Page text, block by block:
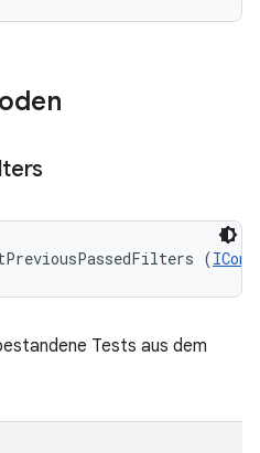
(
Tests aus dem